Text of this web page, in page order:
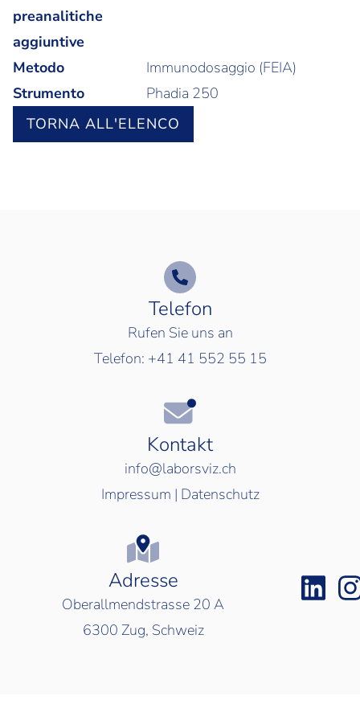
preanalitiche
aggiuntive
Metodo
Immunodosaggio (FEIA)
Strumento
Phadia 250
TORNA ALL'ELENCO
Telefon
Rufen Sie uns an
Telefon: +41 41 552 55 15
Kontakt
info@laborsviz.ch
Impressum | Datenschutz
Adresse
Oberallmendstrasse 20 A
6300 Zug, Schweiz